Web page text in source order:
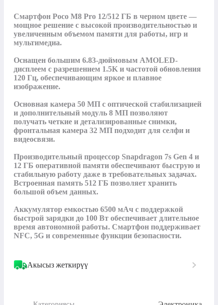
Смартфон Poco M8 Pro 12/512 ГБ в черном цвете —
мощное решение с высокой производительностью и
увеличенным объемом памяти для работы, игр и
мультимедиа.
Оснащен большим 6.83-дюймовым AMOLED-
дисплеем с разрешением 1.5K и частотой обновления
120 Гц, обеспечивающим яркое и плавное
изображение.
Основная камера 50 МП с оптической стабилизацией
и дополнительный модуль 8 МП позволяют
получать четкие и детализированные снимки,
фронтальная камера 32 МП подходит для селфи и
видеосвязи.
Производительный процессор Snapdragon 7s Gen 4 и
12 ГБ оперативной памяти обеспечивают быструю и
стабильную работу даже в требовательных задачах.
Встроенная память 512 ГБ позволяет хранить
большой объем данных.
Аккумулятор емкостью 6500 мАч с поддержкой
быстрой зарядки до 100 Вт обеспечивает длительное
время автономной работы. Смартфон поддерживает
NFC, 5G и современные функции безопасности.
Акысыз жеткирүү